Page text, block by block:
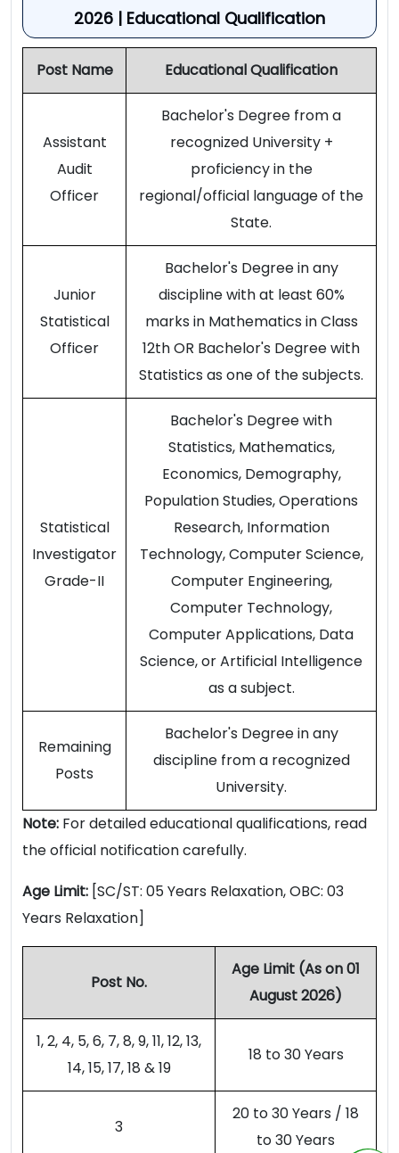
2026 | Educational Qualification
Post Name Educational Qualification
Assistant
Audit
Officer
Bachelor's Degree from a
recognized University +
proficiency in the
regional/official language of the
State.
Junior
Statistical
Officer
Bachelor's Degree in any
discipline with at least 60%
marks in Mathematics in Class
12th OR Bachelor's Degree with
Statistics as one of the subjects.
Statistical
Investigator
Grade-II
Bachelor's Degree with
Statistics, Mathematics,
Economics, Demography,
Population Studies, Operations
Research, Information
Technology, Computer Science,
Computer Engineering,
Computer Technology,
Computer Applications, Data
Science, or Artificial Intelligence
as a subject.
Remaining
Posts
Bachelor's Degree in any
discipline from a recognized
University.
Note: For detailed educational qualifications, read
the official notification carefully.
Age Limit: [SC/ST: 05 Years Relaxation, OBC: 03
Years Relaxation]
Post No.
Age Limit (As on 01
August 2026)
1, 2, 4, 5, 6, 7, 8, 9, 11, 12, 13,
14, 15, 17, 18 & 19
18 to 30 Years
3
20 to 30 Years / 18
to 30 Years